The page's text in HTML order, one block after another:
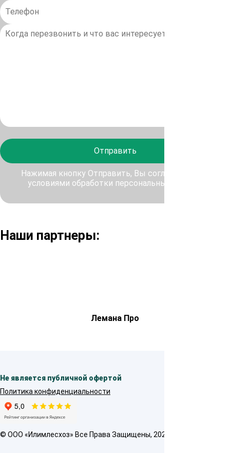
Отправить
Нажимая кнопку Отправить, Вы соглашаетесь с
условиями обработки персональных данных
Наши партнеры:
Лемана Про
Не является публичной офертой
Политика конфиденциальности
© OOO «Илимлесхоз» Все Права Защищены, 2026